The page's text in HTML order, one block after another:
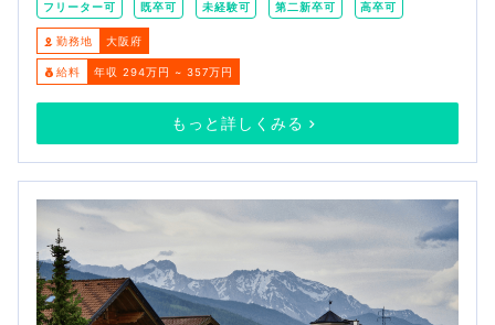
フリーター可 既卒可 未経験可 第二新卒可 高卒可
勤務地 大阪府
給料 年収 294万円 ~ 357万円
もっと詳しくみる